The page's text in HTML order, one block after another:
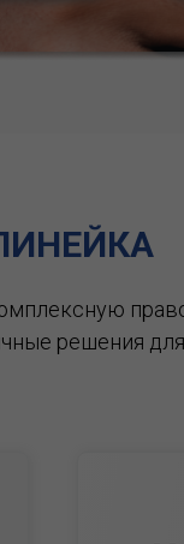
решения